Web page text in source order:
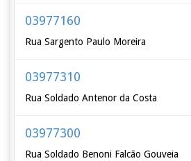
03977160
Rua Sargento Paulo Moreira
03977310
Rua Soldado Antenor da Costa
03977300
Rua Soldado Benoni Falcão Gouveia